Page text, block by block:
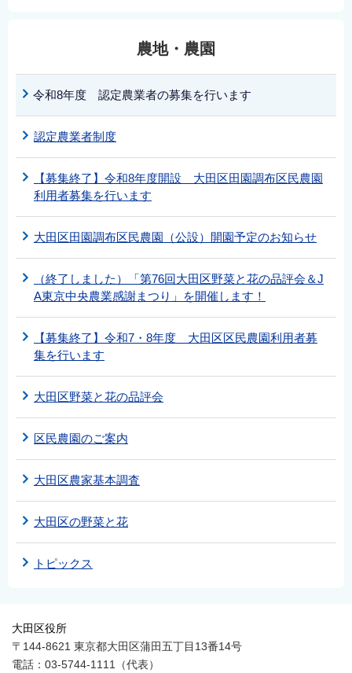
農地・農園
令和8年度 認定農業者の募集を行います
認定農業者制度
【募集終了】令和8年度開設 大田区田園調布区民農園
利用者募集を行います
大田区田園調布区民農園（公設）開園予定のお知らせ
（終了しました）「第76回大田区野菜と花の品評会＆J
A東京中央農業感謝まつり」を開催します！
【募集終了】令和7・8年度 大田区区民農園利用者募
集を行います
大田区野菜と花の品評会
区民農園のご案内
大田区農家基本調査
大田区の野菜と花
トピックス
大田区役所
〒144-8621 東京都大田区蒲田五丁目13番14号
電話：03-5744-1111（代表）